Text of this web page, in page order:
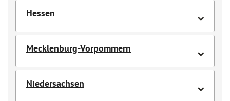
Hessen
Mecklenburg-Vorpommern
Niedersachsen